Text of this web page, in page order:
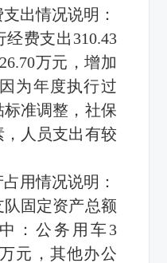
出情况说明：
费支出310.43
万元，增加
为年度执行过
准调整，社保
人员支出有较
用情况说明：
固定资产总额
：公务用车3
元，其他办公